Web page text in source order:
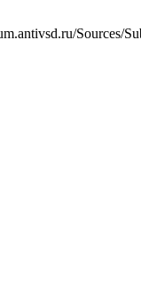
Sources/